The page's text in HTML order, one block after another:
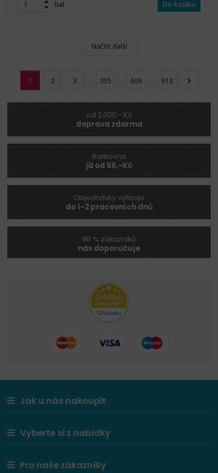
bal.
Do košíku
Načíst další
1 2 3 305 609 913
od 2.000,- Kč
doprava zdarma
Balíkovna
již od 56,-Kč
Objednávky vyřizuje
do 1-2 pracovních dnů
98 % zákazníků
nás doporučuje
Jak u nás nakoupit
Vyberte si z nabídky
Pro naše zákazníky